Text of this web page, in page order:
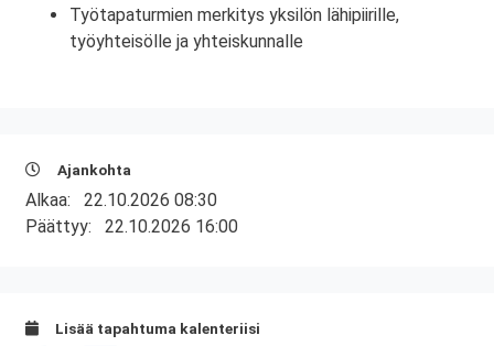
Työtapaturmien merkitys yksilön lähipiirille,
työyhteisölle ja yhteiskunnalle
Ajankohta
Alkaa: 22.10.2026 08:30
Päättyy: 22.10.2026 16:00
Lisää tapahtuma kalenteriisi